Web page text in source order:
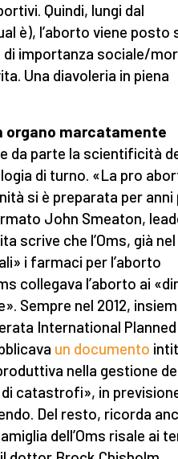
Quindi, lungi dal
è), l’aborto viene posto
importanza sociale/
Una diavoleria in piena
organo marcatamente
da parte la scientificità
di turno. «La pro
si è preparata per anni
John Smeaton,
scrive che l’Oms, già nel
i farmaci per l’aborto
collegava l’aborto ai
Sempre nel 2012,
International Planned
un documento
nella gestione
catastrofi», in
Del resto, ricorda
dell’Oms risale ai